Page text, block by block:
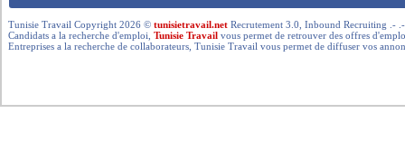
Tunisie Travail Copyright 2026 ©tunisietravail.net Recrutement 3.0, Inbound Recruiting .-
Candidats a la recherche d'emploi,Tunisie Travail vous permet de retrouver des offres
Entreprises a la recherche de collaborateurs, Tunisie Travail vous permet de diffuser vos